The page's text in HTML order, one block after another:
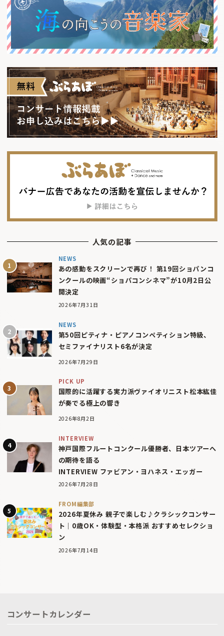
人気の記事
NEWS
あの感動をスクリーンで再び！ 第19回ショパンコ
ンクールの映画“ショパコンシネマ”が10月2日公
開決定
2026年7月31日
NEWS
第50回ピティナ・ピアノコンペティション特級、
セミファイナリスト6名が決定
2026年7月29日
PICK UP
国際的に活躍する実力派ヴァイオリニスト松本紘佳
が奏でる極上の響き
2026年8月2日
INTERVIEW
神戸国際フルートコンクール優勝者、日本ツアーへ
の期待を語る
INTERVIEW ファビアン・ヨハネス・エッガー
2026年7月28日
FROM編集部
2026年夏休み 親子で楽しむ♪クラシックコンサー
ト｜0歳OK・体験型・本格派 おすすめセレクショ
ン
2026年7月14日
コンサートカレンダー